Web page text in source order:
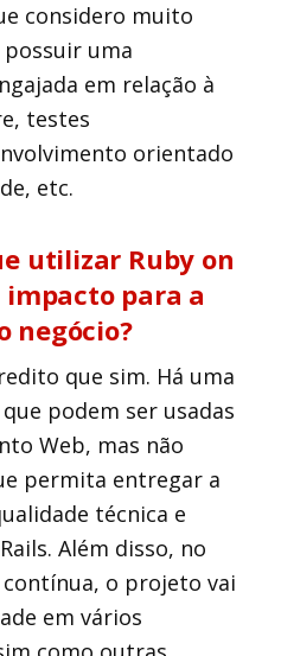
considero muito
uma
em relação à
testes
orientado
etc.
utilizar Ruby on
para a
negócio?
que sim. Há uma
podem ser usadas
Web, mas não
permita entregar a
técnica e
Além disso, no
o projeto vai
em vários